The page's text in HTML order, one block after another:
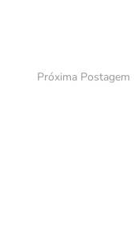
Próxima Postagem